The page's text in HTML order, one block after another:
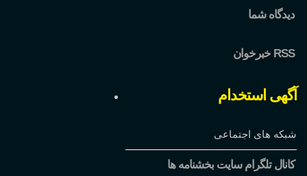
دیدگاه شما
خبرخوان RSS
آگهی استخدام
شبکه های اجتماعی
کانال تلگرام سایت بخشنامه ها